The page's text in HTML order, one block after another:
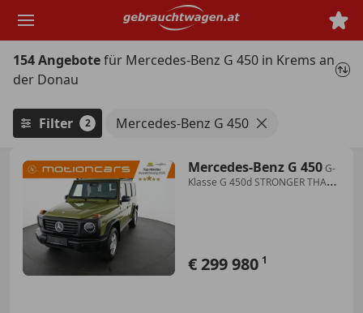
Hauptinhalt
154 Angebotefür Mercedes-Benz G 450 in Krems an
der Donau
Filter 2 Mercedes-Benz G 450
Mercedes-Benz G 450G-
Klasse G 450d STRONGER THAN
€ 299 980 1